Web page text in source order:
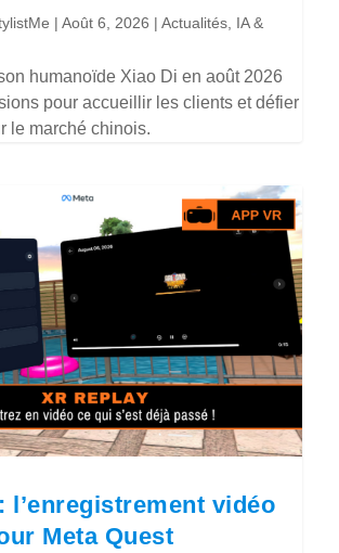
|Août 6, 2026 |Actualités IA &
humanoïde Xiao Di en août 2026
pour accueillir les clients et défier
le marché chinois.
l’enregistrement vidéo
Meta Quest